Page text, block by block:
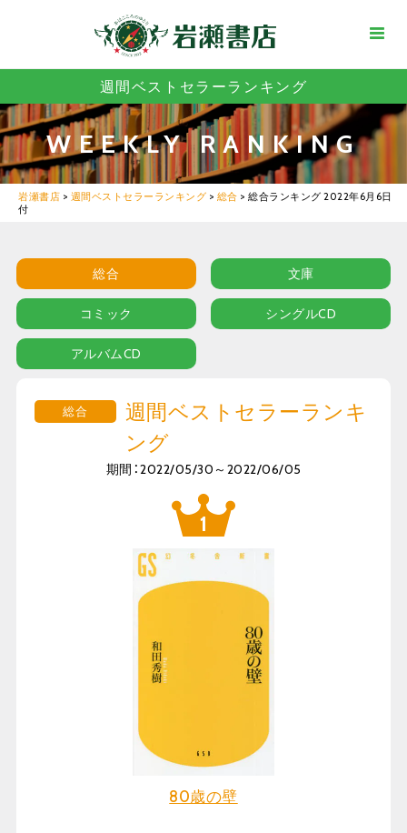
週間ベストセラーランキング
WEEKLY RANKING
岩瀬書店 > 週間ベストセラーランキング > 総合 > 総合ランキング 2022年6月6日
付
総合 文庫
コミック シングルCD
アルバムCD
総合
週間ベストセラーランキ
ング
期間：2022/05/30～2022/06/05
80歳の壁